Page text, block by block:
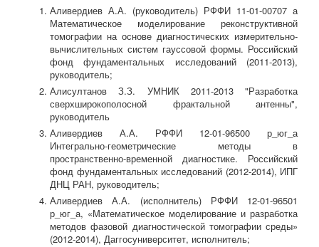
Аливердиев А.А. (руководитель) РФФИ 11-01-00707 а
Математическое моделирование реконструктивной
томографии на основе диагностических измерительно-
вычислительных систем гауссовой формы. Российский
фонд фундаментальных исследований (2011-2013),
руководитель;
Алисултанов З.З. УМНИК 2011-2013 "Разработка
сверхширокополосной фрактальной антенны",
руководитель
Аливердиев А.А. РФФИ 12-01-96500 р_юг_а
Интегрально-геометрические методы в
пространственно-временной диагностике. Российский
фонд фундаментальных исследований (2012-2014), ИПГ
ДНЦ РАН, руководитель;
Аливердиев А.А. (исполнитель) РФФИ 12-01-96501
р_юг_а, «Математическое моделирование и разработка
методов фазовой диагностической томографии среды»
(2012-2014), Даггосуниверситет, исполнитель;